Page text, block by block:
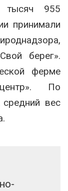
тысяч 955
принимали
берег».
ферме
По
вес